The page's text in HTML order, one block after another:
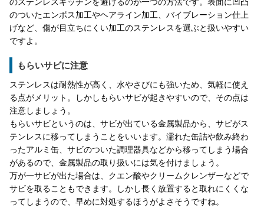
のステンレスキッチンを避けるのが一つの方法です。表面に凹凸
のついたエンボス加工やヘアライン加工、バイブレーション仕上
げなど、傷が目立ちにくい加工のステンレスを選ぶと扱いやすい
ですよ。
もらいサビに注意
ステンレスは耐熱性が高く、水やさびにも強いため、気軽に使え
る点がメリット。しかしもらいサビが起きやすいので、その点は
注意しましょう。
もらいサビというのは、サビが出ている金属製品から、サビがス
テンレスに移ってしまうことをいいます。濡れた缶詰や飲み終わ
ったアルミ缶、サビのついた調理器具などから移ってしまう場合
があるので、金属製品の取り扱いには気を付けましょう。
万が一サビが出た場合は、クエン酸やクリームクレンザーなどで
サビを取ることもできます。しかし長く放置すると取れにくくな
ってしまうので、早めに対処するほうがよさそうですね。